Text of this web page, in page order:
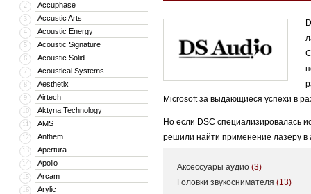
2 Accuphase
3 Accustic Arts
4 Acoustic Energy
5 Acoustic Signature
6 Acoustic Solid
7 Acoustical Systems
8 Aesthetix
9 Airtech
10 Aktyna Technology
11 AMS
12 Anthem
13 Apertura
14 Apollo
15 Arcam
16 Arylic
Microsoft за выдающиеся успехи в
Но если DSC специализировалась
решили найти применение лазеру в
виниловой пластинки, к тому же,
отодвинуло какие-либо попытки
Аксессуары аудио (3)
Головки звукоснимателя (13)